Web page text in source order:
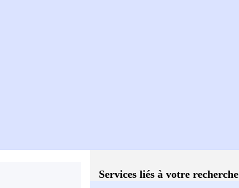
Services liés à votre recherche